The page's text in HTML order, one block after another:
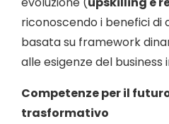
riconoscendo i benefici di
basata su framework
alle esigenze del
Competenze per il
trasformativo